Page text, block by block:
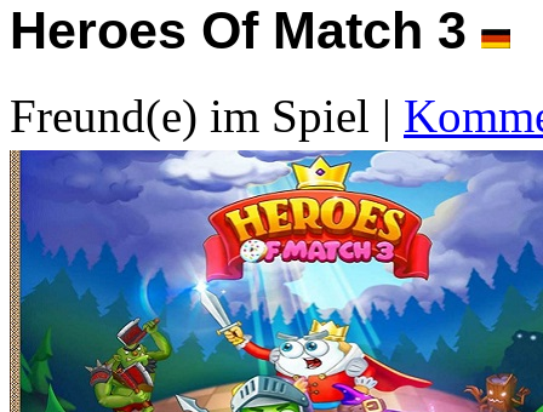
Heroes Of Match 3
Freund(e) im Spiel |